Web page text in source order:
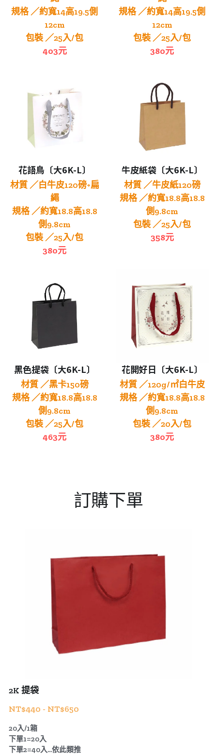
規格 ／約寬14高19.5側
12cm
包裝 ／25入/包
403元
規格 ／約寬14高19.5側
12cm
包裝 ／25入/包
380元
花語鳥〔大6K-L〕
材質 ／白牛皮120磅+扁
繩
規格 ／約寬18.8高18.8
側9.8cm
包裝 ／25入/包
380元
牛皮紙袋〔大6K-L〕
材質 ／牛皮紙120磅
規格 ／約寬18.8高18.8
側9.8cm
包裝 ／25入/包
358元
黑色提袋〔大6K-L〕
材質 ／黑卡150磅
規格 ／約寬18.8高18.8
側9.8cm
包裝 ／25入/包
463元
花開好日〔大6K-L〕
材質 ／120g/㎡白牛皮
規格 ／約寬18.8高18.8
側9.8cm
包裝 ／20入/包
380元
訂購下單
2K 提袋
NT$440 - NT$650
20入/1箱
下單1=20入
下單2=40入...依此類推